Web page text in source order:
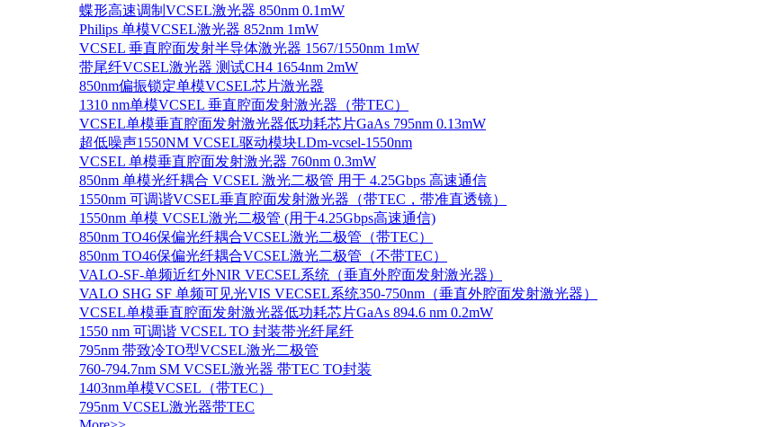
蝶形高速调制VCSEL激光器 850nm 0.1mW
Philips 单模VCSEL激光器 852nm 1mW
VCSEL 垂直腔面发射半导体激光器 1567/1550nm 1mW
带尾纤VCSEL激光器 测试CH4 1654nm 2mW
850nm偏振锁定单模VCSEL芯片激光器
1310 nm单模VCSEL 垂直腔面发射激光器（带TEC）
VCSEL单模垂直腔面发射激光器低功耗芯片GaAs 795nm 0.13mW
超低噪声1550NM VCSEL驱动模块LDm-vcsel-1550nm
VCSEL 单模垂直腔面发射激光器 760nm 0.3mW
850nm 单模光纤耦合 VCSEL 激光二极管 用于 4.25Gbps 高速通信
1550nm 可调谐VCSEL垂直腔面发射激光器（带TEC，带准直透镜）
1550nm 单模 VCSEL激光二极管 (用于4.25Gbps高速通信)
850nm TO46保偏光纤耦合VCSEL激光二极管（带TEC）
850nm TO46保偏光纤耦合VCSEL激光二极管（不带TEC）
VALO-SF-单频近红外NIR VECSEL系统（垂直外腔面发射激光器）
VALO SHG SF 单频可见光VIS VECSEL系统350-750nm（垂直外腔面发射激光器）
VCSEL单模垂直腔面发射激光器低功耗芯片GaAs 894.6 nm 0.2mW
1550 nm 可调谐 VCSEL TO 封装带光纤尾纤
795nm 带致冷TO型VCSEL激光二极管
760-794.7nm SM VCSEL激光器 带TEC TO封装
1403nm单模VCSEL（带TEC）
795nm VCSEL激光器带TEC